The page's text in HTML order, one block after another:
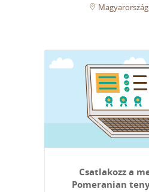
Magyarország
Csatlakozz a
Pomeranian